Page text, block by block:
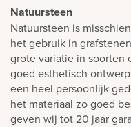
Natuursteen
Natuursteen is
het gebruik in
grote variatie in soorten
goed esthetisch
een heel persoonlijk
het materiaal zo goed
geven wij tot 20 jaar